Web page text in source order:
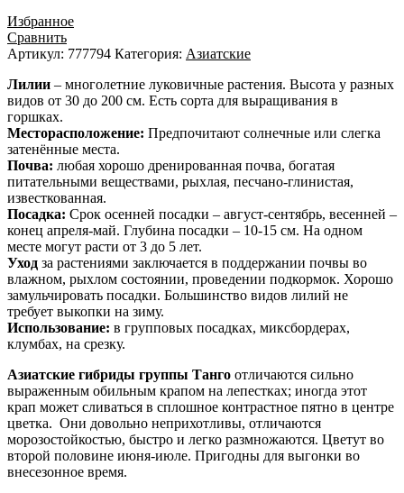
Избранное
Сравнить
Артикул: 777794 Категория: Азиатские
Лилии – многолетние луковичные растения. Высота у разных
видов от 30 до 200 см. Есть сорта для выращивания в
горшках.
Месторасположение: Предпочитают солнечные или слегка
затенённые места.
Почва: любая хорошо дренированная почва, богатая
питательными веществами, рыхлая, песчано-глинистая,
известкованная.
Посадка: Срок осенней посадки – август-сентябрь, весенней –
конец апреля-май. Глубина посадки – 10-15 см. На одном
месте могут расти от 3 до 5 лет.
Уход за растениями заключается в поддержании почвы во
влажном, рыхлом состоянии, проведении подкормок. Хорошо
замульчировать посадки. Большинство видов лилий не
требует выкопки на зиму.
Использование: в групповых посадках, миксбордерах,
клумбах, на срезку.
Азиатские гибриды группы Танго отличаются сильно
выраженным обильным крапом на лепестках; иногда этот
крап может сливаться в сплошное контрастное пятно в центре
цветка. Они довольно неприхотливы, отличаются
морозостойкостью, быстро и легко размножаются. Цветут во
второй половине июня-июле. Пригодны для выгонки во
внесезонное время.